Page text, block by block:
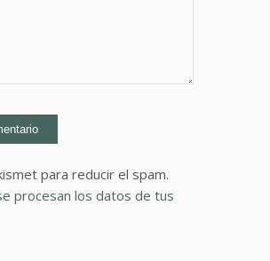
para reducir el spam.
procesan los datos de tus